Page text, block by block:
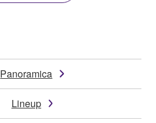
Panoramica
Lineup